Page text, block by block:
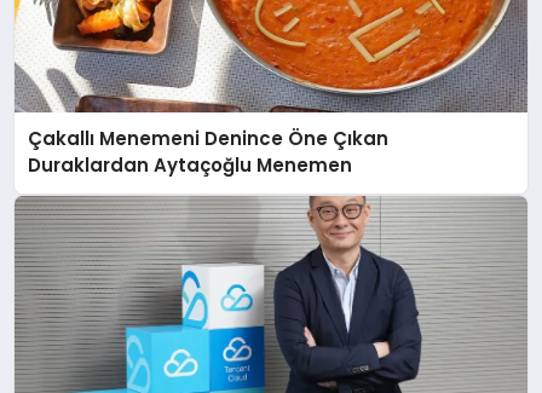
Çakallı Menemeni Denince Öne Çıkan
Duraklardan Aytaçoğlu Menemen